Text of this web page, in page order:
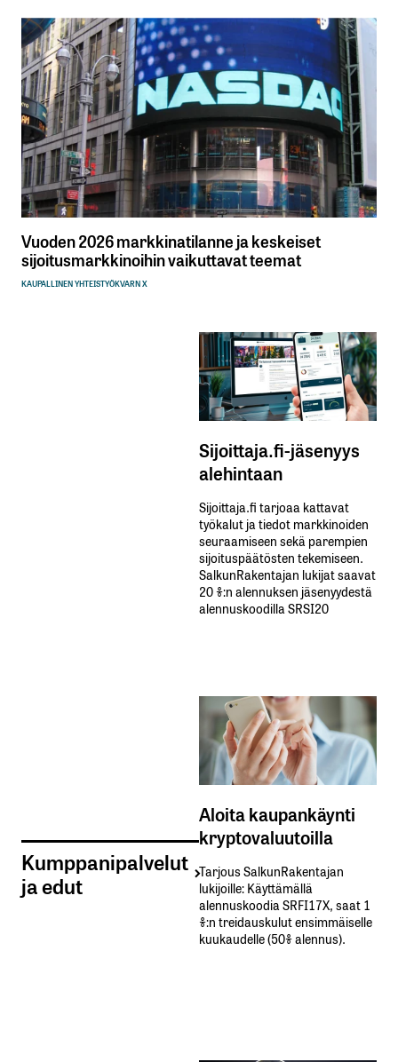
Vuoden 2026 markkinatilanne ja keskeiset
sijoitusmarkkinoihin vaikuttavat teemat
KAUPALLINEN YHTEISTYÖKVARN X
Kumppanipalvelut
ja edut
Sijoittaja.fi-jäsenyys
alehintaan
Sijoittaja.fi tarjoaa kattavat
työkalut ja tiedot markkinoiden
seuraamiseen sekä parempien
sijoituspäätösten tekemiseen.
SalkunRakentajan lukijat saavat
20 %:n alennuksen jäsenyydestä
alennuskoodilla SRSI20
Aloita kaupankäynti
kryptovaluutoilla
Tarjous SalkunRakentajan
lukijoille: Käyttämällä​ ​
alennuskoodia​ ​SRFI17X,​ ​saat​ ​1
%:n treidauskulut​ ​ensimmäiselle​ ​
kuukaudelle​ ​(50%​ ​alennus).